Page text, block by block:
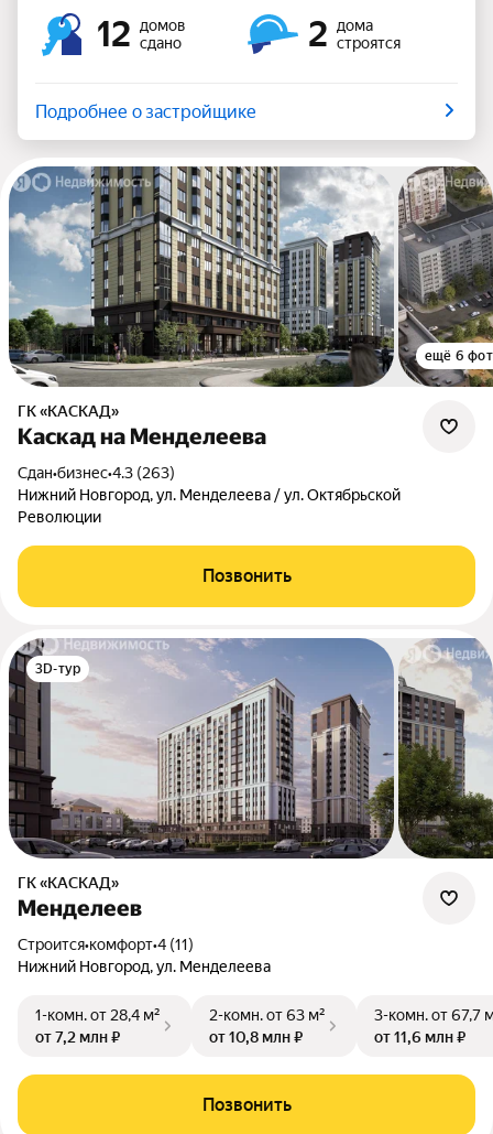
12
домов
сдано
2
дома
строятся
Подробнее о застройщике
ещё 6
ГК «КАСКАД»
Каскад на Менделеева
Сдан•бизнес•4.3 (263)
Нижний Новгород, ул. Менделеева / ул. Октябрьской
Революции
Позвонить
3D-тур
ГК «КАСКАД»
Менделеев
Строится•комфорт•4 (11)
Нижний Новгород, ул. Менделеева
1-комн.от 28,4 м²
от 7,2 млн ₽
2-комн.от 63 м²
от 10,8 млн ₽
3-комн.от 67,7
от 11,6 млн ₽
Позвонить